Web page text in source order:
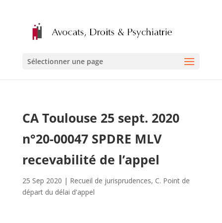
Sélectionner une page
CA Toulouse 25 sept. 2020
n°20-00047 SPDRE MLV
recevabilité de l’appel
25 Sep 2020 | Recueil de jurisprudences, C. Point de
départ du délai d'appel